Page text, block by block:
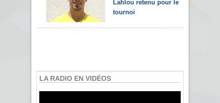
Lahlou retenu pour le
tournoi
LA RADIO EN VIDÉOS